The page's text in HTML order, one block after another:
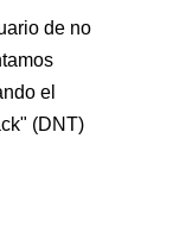
de no
el
(DNT)